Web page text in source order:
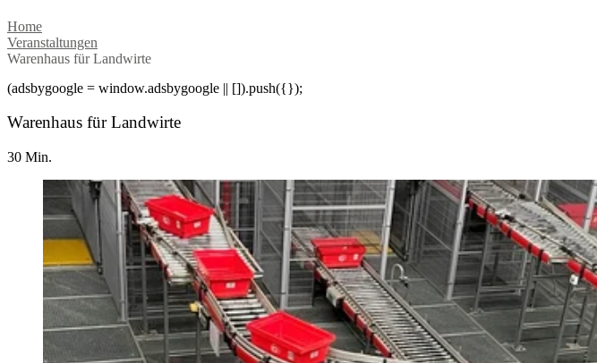
Home
Veranstaltungen
Warenhaus für Landwirte
(adsbygoogle = window.adsbygoogle || []).push({});
Warenhaus für Landwirte
30 Min.